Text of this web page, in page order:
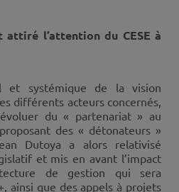
l’attention du CESE à
et systémique de la vision
différents acteurs concernés,
du « partenariat » au
des « détonateurs »
Dutoya a alors relativisé
et mis en avant l’impact
de gestion qui sera
ainsi que des appels à projets